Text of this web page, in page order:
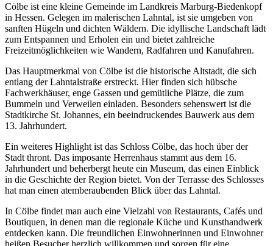
Cölbe ist eine kleine Gemeinde im Landkreis Marburg-Biedenkopf
in Hessen. Gelegen im malerischen Lahntal, ist sie umgeben von
sanften Hügeln und dichten Wäldern. Die idyllische Landschaft lädt
zum Entspannen und Erholen ein und bietet zahlreiche
Freizeitmöglichkeiten wie Wandern, Radfahren und Kanufahren.
Das Hauptmerkmal von Cölbe ist die historische Altstadt, die sich
entlang der Lahntalstraße erstreckt. Hier finden sich hübsche
Fachwerkhäuser, enge Gassen und gemütliche Plätze, die zum
Bummeln und Verweilen einladen. Besonders sehenswert ist die
Stadtkirche St. Johannes, ein beeindruckendes Bauwerk aus dem
13. Jahrhundert.
Ein weiteres Highlight ist das Schloss Cölbe, das hoch über der
Stadt thront. Das imposante Herrenhaus stammt aus dem 16.
Jahrhundert und beherbergt heute ein Museum, das einen Einblick
in die Geschichte der Region bietet. Von der Terrasse des Schlosses
hat man einen atemberaubenden Blick über das Lahntal.
In Cölbe findet man auch eine Vielzahl von Restaurants, Cafés und
Boutiquen, in denen man die regionale Küche und Kunsthandwerk
entdecken kann. Die freundlichen Einwohnerinnen und Einwohner
heißen Besucher herzlich willkommen und sorgen für eine